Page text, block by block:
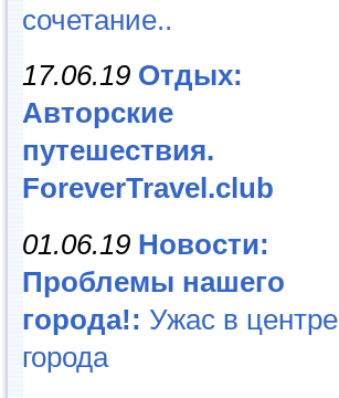
сочетание..
17.06.19 Отдых:
Авторские
путешествия.
ForeverTravel.club
01.06.19 Новости:
Проблемы нашего
города!: Ужас в центре
города